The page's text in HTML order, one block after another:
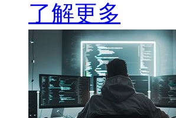
了解更多